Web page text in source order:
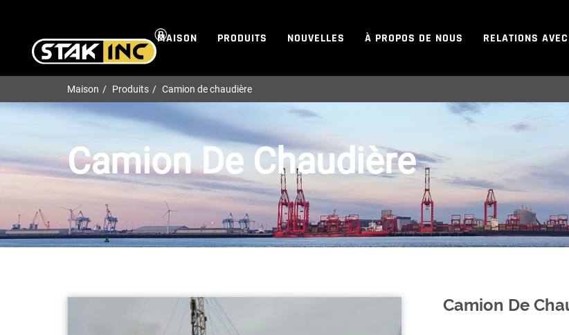
MAISON PRODUITS NOUVELLES À PROPOS DE NOUS RELATIONS
Maison Produits Camion de chaudière
Camion De Chaudière
Camion De